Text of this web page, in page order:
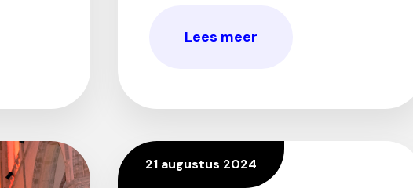
Lees meer
21 augustus 2024